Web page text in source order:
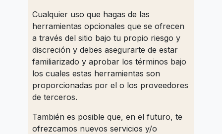
Cualquier uso que hagas de las
herramientas opcionales que se ofrecen
a través del sitio bajo tu propio riesgo y
discreción y debes asegurarte de estar
familiarizado y aprobar los términos bajo
los cuales estas herramientas son
proporcionadas por el o los proveedores
de terceros.
También es posible que, en el futuro, te
ofrezcamos nuevos servicios y/o